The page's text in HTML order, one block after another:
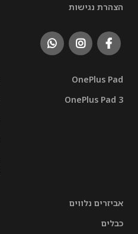
הצהרת נגישות
OnePlus Pad
OnePlus Pad 3
אביזרים נלווים
כבלים